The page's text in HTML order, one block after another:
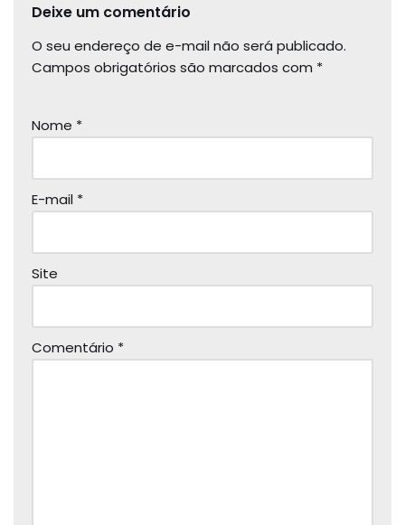
Deixe um comentário
O seu endereço de e-mail não será publicado.
Campos obrigatórios são marcados com *
Nome *
E-mail *
Site
Comentário *